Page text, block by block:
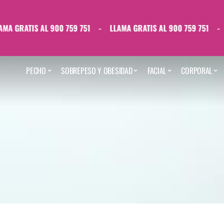
GRATIS AL 900 759 751 - LLAMA GRATIS AL 900 759 751 -
PECHO SOBREPESO Y OBESIDAD FACIAL CORPORAL